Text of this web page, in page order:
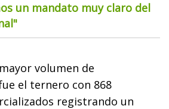
un mandato muy claro del
volumen de
el ternero con 868
registrando un